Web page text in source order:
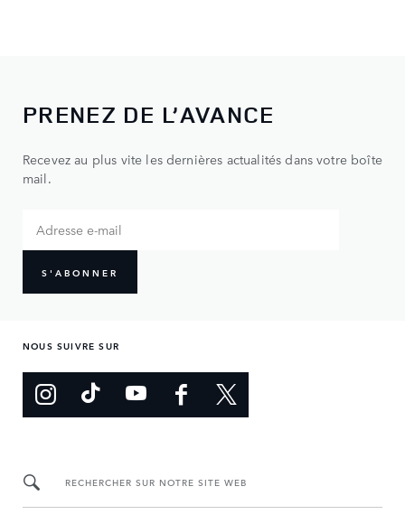
PRENEZ DE L’AVANCE
Recevez au plus vite les dernières actualités dans votre boîte
mail.
S'ABONNER
NOUS SUIVRE SUR
RECHERCHER SUR NOTRE SITE WEB